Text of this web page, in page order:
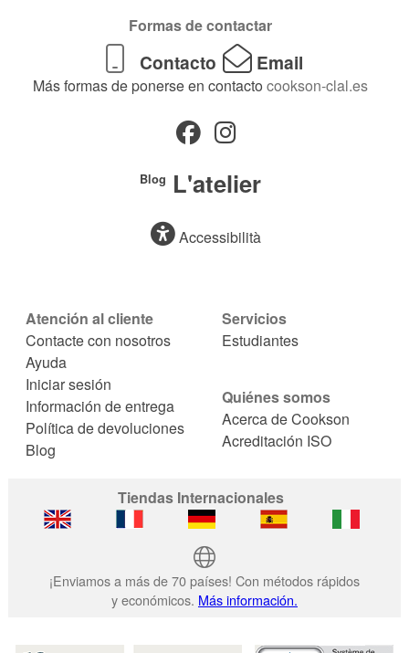
Formas de contactar
Contacto Email
Más formas de ponerse en contacto cookson-clal.es
Blog L'atelier
Accessibilità
Atención al cliente
Contacte con nosotros
Ayuda
Iniciar sesión
Información de entrega
Política de devoluciones
Blog
Servicios
Estudiantes
Quiénes somos
Acerca de Cookson
Acreditación ISO
Tiendas Internacionales
¡Enviamos a más de 70 países! Con métodos rápidos
y económicos. Más información.